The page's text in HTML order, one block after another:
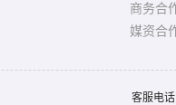
商务合
媒资合
客服电